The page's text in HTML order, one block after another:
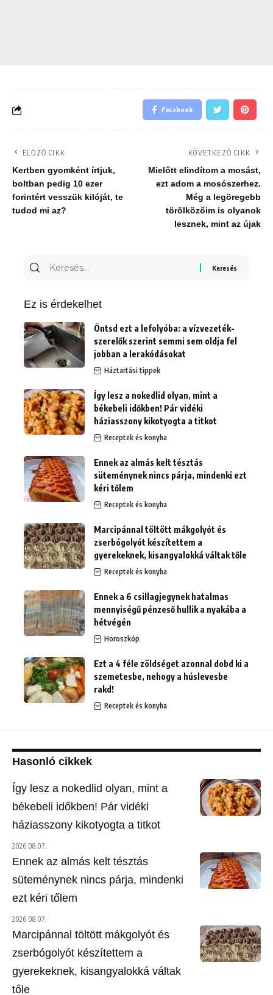
Facebook
ELŐZŐ CIKK
Kertben gyomként írtjuk,
boltban pedig 10 ezer
forintért vesszük kilóját, te
tudod mi az?
KÖVETKEZŐ CIKK
Mielőtt elindítom a mosást,
ezt adom a mosószerhez.
Még a legöregebb
törölközőim is olyanok
lesznek, mint az újak
Keresés
Ez is érdekelhet
Öntsd ezt a lefolyóba: a vízvezeték-
szerelők szerint semmi sem oldja fel
jobban a lerakódásokat
Háztartási tippek
Így lesz a nokedlid olyan, mint a
békebeli időkben! Pár vidéki
háziasszony kikotyogta a titkot
Receptek és konyha
Ennek az almás kelt tésztás
süteménynek nincs párja, mindenki ezt
kéri tőlem
Receptek és konyha
Marcipánnal töltött mákgolyót és
zserbógolyót készítettem a
gyerekeknek, kisangyalokká váltak tőle
Receptek és konyha
Ennek a 6 csillagjegynek hatalmas
mennyiségű pénzeső hullik a nyakába a
hétvégén
Horoszkóp
Ezt a 4 féle zöldséget azonnal dobd ki a
szemetesbe, nehogy a húslevesbe
rakd!
Receptek és konyha
Hasonló cikkek
Így lesz a nokedlid olyan, mint a
békebeli időkben! Pár vidéki
háziasszony kikotyogta a titkot
2026.08.07.
Ennek az almás kelt tésztás
süteménynek nincs párja, mindenki
ezt kéri tőlem
2026.08.07.
Marcipánnal töltött mákgolyót és
zserbógolyót készítettem a
gyerekeknek, kisangyalokká váltak
tőle